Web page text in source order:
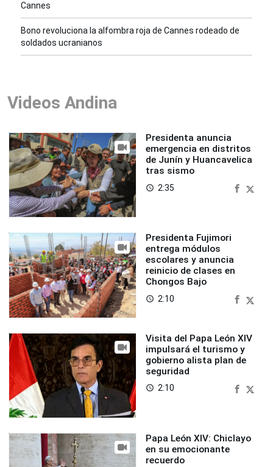
Cannes
Bono revoluciona la alfombra roja de Cannes rodeado de
soldados ucranianos
Videos Andina
Presidenta anuncia
emergencia en distritos
de Junín y Huancavelica
tras sismo
access_time 2:35
Presidenta Fujimori
entrega módulos
escolares y anuncia
reinicio de clases en
Chongos Bajo
access_time 2:10
Visita del Papa León XIV
impulsará el turismo y
gobierno alista plan de
seguridad
access_time 2:10
Papa León XIV: Chiclayo
en su emocionante
recuerdo